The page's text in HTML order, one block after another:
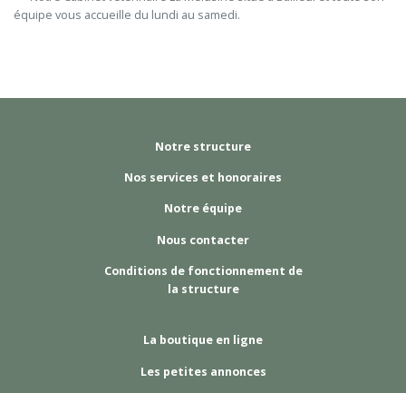
équipe vous accueille du lundi au samedi.
Notre structure
Nos services et honoraires
Notre équipe
Nous contacter
Conditions de fonctionnement de
la structure
La boutique en ligne
Les petites annonces